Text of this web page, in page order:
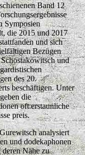
Band 12
Symposien
die 2015 und 2017
und sich
Bezügen
und
des 20.
beschäftigen. Unter
die
oft erstaunliche
preis.
analysiert
und dodekaphonen
Nähe zu